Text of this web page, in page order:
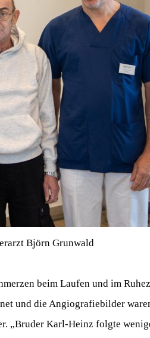
Björn Grunwald
beim Laufen und im
und die Angiografiebilder
„Bruder Karl-Heinz folgte